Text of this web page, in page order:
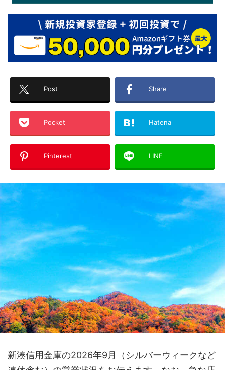
Post Share
Pocket Hatena
Pinterest LINE
新湊信用金庫の2026年9月（シルバーウィークなど